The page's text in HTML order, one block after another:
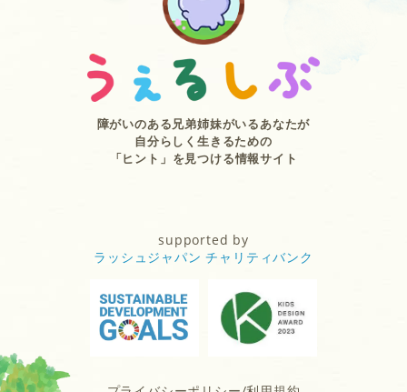
障がいのある兄弟姉妹がいるあなたが
自分らしく生きるための
「ヒント」を見つける情報サイト
supported by
ラッシュジャパン チャリティバンク